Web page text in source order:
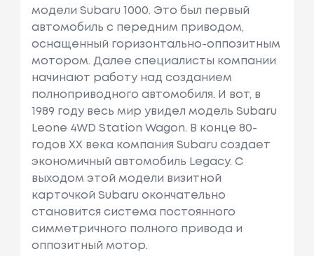
модели Subaru 1000. Это был первый
автомобиль с передним приводом,
оснащенный горизонтально-оппозитным
мотором. Далее специалисты компании
начинают работу над созданием
полноприводного автомобиля. И вот, в
1989 году весь мир увидел модель Subaru
Leone 4WD Station Wagon. В конце 80-
годов XX века компания Subaru создает
экономичный автомобиль Legacy. С
выходом этой модели визитной
карточкой Subaru окончательно
становится система постоянного
симметричного полного привода и
оппозитный мотор.